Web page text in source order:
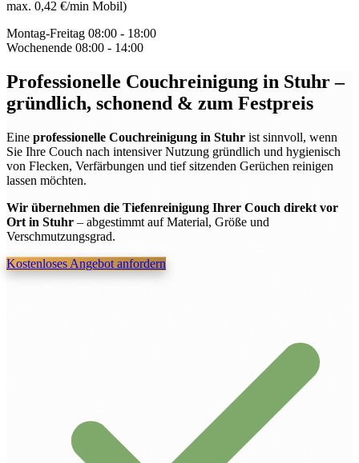
max. 0,42 €/min Mobil)
Montag-Freitag 08:00 - 18:00
Wochenende 08:00 - 14:00
Professionelle Couchreinigung in Stuhr–
gründlich, schonend & zum Festpreis
Eine professionelle Couchreinigung in Stuhr ist sinnvoll, wenn
Sie Ihre Couch nach intensiver Nutzung gründlich und hygienisch
von Flecken, Verfärbungen und tief sitzenden Gerüchen reinigen
lassen möchten.
Wir übernehmen die Tiefenreinigung Ihrer Couch direkt vor
Ort in Stuhr– abgestimmt auf Material, Größe und
Verschmutzungsgrad.
Kostenloses Angebot anfordern